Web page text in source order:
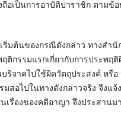
ถือเป็นการอาบัติปาราชิก ตาม
มต้นของกรณีดังกล่าว ทางสำ
ติกรรมแรกเกี่ยวกับการประพฤ
ริจาคไปใช้ผิดวัตถุประสงค์ หรื
ส่อไปในทางดังกล่าวจริง จึง
เรื่องของคดีอาญา จึงประสาน